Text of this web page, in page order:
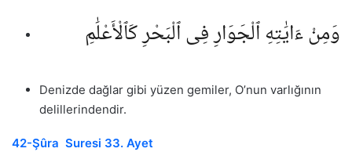
وَمِنْ ءَايَٰتِهِ ٱلْجَوَارِ فِى ٱلْبَحْرِ كَٱلْأَعْلَٰمِ
Denizde dağlar gibi yüzen gemiler, O’nun varlığının
delillerindendir.
42-Şûra Suresi 33. Ayet